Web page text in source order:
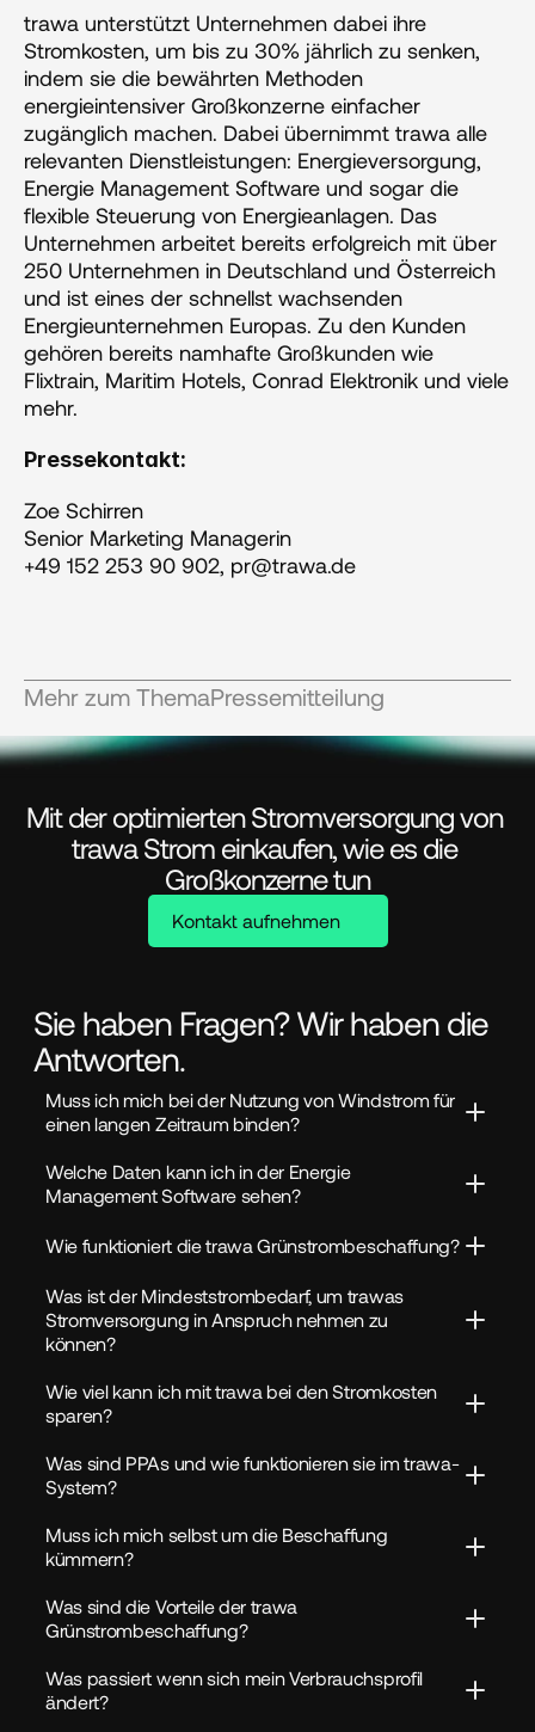
trawa unterstützt Unternehmen dabei ihre
Stromkosten, um bis zu 30% jährlich zu senken,
indem sie die bewährten Methoden
energieintensiver Großkonzerne einfacher
zugänglich machen. Dabei übernimmt trawa alle
relevanten Dienstleistungen: Energieversorgung,
Energie Management Software und sogar die
flexible Steuerung von Energieanlagen. Das
Unternehmen arbeitet bereits erfolgreich mit über
250 Unternehmen in Deutschland und Österreich
und ist eines der schnellst wachsenden
Energieunternehmen Europas. Zu den Kunden
gehören bereits namhafte Großkunden wie
Flixtrain, Maritim Hotels, Conrad Elektronik und viele
mehr.
Pressekontakt:
Zoe Schirren
Senior Marketing Managerin
+49 152 253 90 902, pr@trawa.de
Mehr zum ThemaPressemitteilung
Mit der optimierten Stromversorgung von
trawa Strom einkaufen, wie es die
Großkonzerne tun
Kontakt aufnehmen
Sie haben Fragen? Wir haben die
Antworten.
Muss ich mich bei der Nutzung von Windstrom für
einen langen Zeitraum binden?
Welche Daten kann ich in der Energie
Management Software sehen?
Wie funktioniert die trawa Grünstrombeschaffung?
Was ist der Mindeststrombedarf, um trawas
Stromversorgung in Anspruch nehmen zu
können?
Wie viel kann ich mit trawa bei den Stromkosten
sparen?
Was sind PPAs und wie funktionieren sie im trawa-
System?
Muss ich mich selbst um die Beschaffung
kümmern?
Was sind die Vorteile der trawa
Grünstrombeschaffung?
Was passiert wenn sich mein Verbrauchsprofil
ändert?